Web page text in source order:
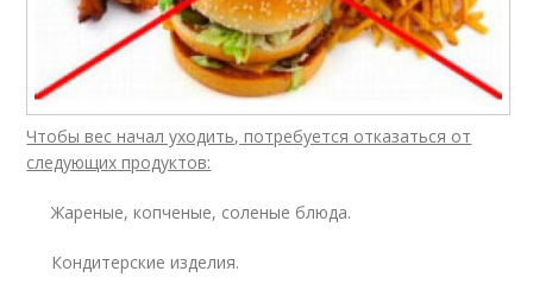
Чтобы вес начал уходить, потребуется отказаться от
следующих продуктов:
Жареные, копченые, соленые блюда.
Кондитерские изделия.